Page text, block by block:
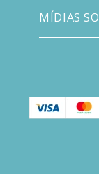
MÍDIAS